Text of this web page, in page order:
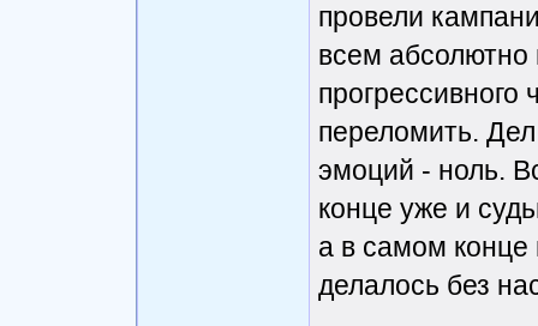
провели
всем
прогрессивного
переломить.
эмоций - ноль.
конце уже и
а в самом конце
делалось без